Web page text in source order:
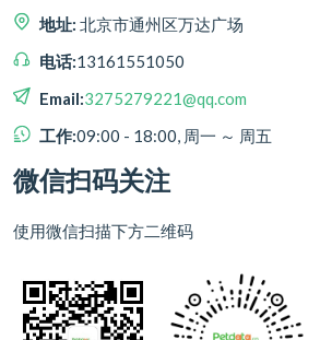
地址: 北京市通州区万达广场
电话:13161551050
Email:3275279221@qq.com
工作:09:00 - 18:00, 周一 ～ 周五
微信扫码关注
使用微信扫描下方二维码